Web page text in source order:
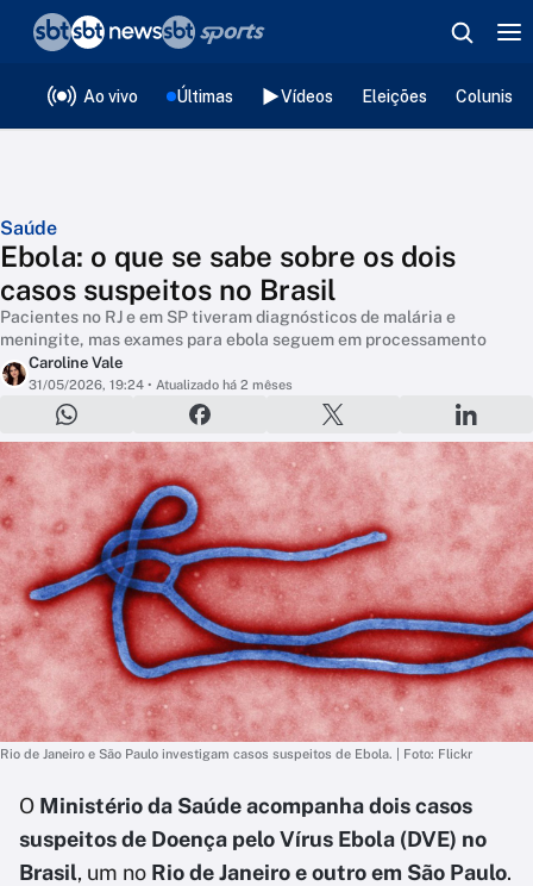
Ao vivo Últimas Vídeos Eleições
Saúde
Ebola: o que se sabe sobre os dois
casos suspeitos no Brasil
Pacientes no RJ e em SP tiveram diagnósticos de malária e
meningite, mas exames para ebola seguem em processamento
Caroline Vale
31/05/2026, 19:24 • Atualizado há 2 mêses
Rio de Janeiro e São Paulo investigam casos suspeitos de Ebola. | Foto: Flickr
O Ministério da Saúde acompanha dois casos
suspeitos de Doença pelo Vírus Ebola (DVE) no
Brasil, um no Rio de Janeiro e outro em São Paulo.
❮voltar
Editorias